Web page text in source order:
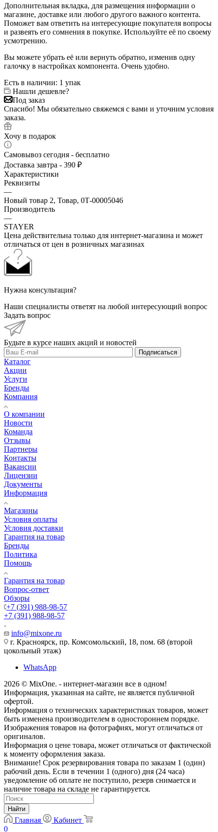
Дополнительная вкладка, для размещения информации о
магазине, доставке или любого другого важного контента.
Поможет вам ответить на интересующие покупателя вопросы
и развеять его сомнения в покупке. Используйте её по своему
усмотрению.
Вы можете убрать её или вернуть обратно, изменив одну
галочку в настройках компонента. Очень удобно.
Есть в наличии: 1 упак
Нашли дешевле?
Под заказ
Спасибо! Мы обязательно свяжемся с вами и уточним условия
заказа.
Хочу в подарок
Самовывоз сегодня - бесплатно
Доставка завтра - 390 ₽
Характеристики
Реквизиты
—
Новый товар 2, Товар, 0Т-00005046
Производитель
—
STAYER
Цена действительна только для интернет-магазина и может
отличаться от цен в розничных магазинах
Нужна консультация?
Наши специалисты ответят на любой интересующий вопрос
Задать вопрос
Будьте в курсе наших акций и новостей
Подписаться
Каталог
Акции
Услуги
Бренды
Компания
О компании
Новости
Команда
Отзывы
Партнеры
Контакты
Вакансии
Лицензии
Документы
Информация
Магазины
Условия оплаты
Условия доставки
Гарантия на товар
Бренды
Политика
Помощь
Гарантия на товар
Вопрос-ответ
Обзоры
+7 (391) 988-98-57
+7 (391) 988-98-57
info@mixone.ru
г. Красноярск, пр. Комсомольский, 18, пом. 68 (второй
цокольный этаж)
WhatsApp
2026 © MixOne. - интернет-магазин все в одном!
Информация, указанная на сайте, не является публичной
офертой.
Информация о технических характеристиках товаров, может
быть изменена производителем в одностороннем порядке.
Изображения товаров на фотографиях, могут отличаться от
оригиналов.
Информация о цене товара, может отличаться от фактической
к моменту оформления заказа.
Внимание! Срок резервирования товара по заказам 1 (один)
рабочий день. Если в течении 1 (одного) дня (24 часа)
уведомление об оплате не поступило, резерв снимается и
наличие товара на складе не гарантируется.
Найти
Главная
Кабинет
0